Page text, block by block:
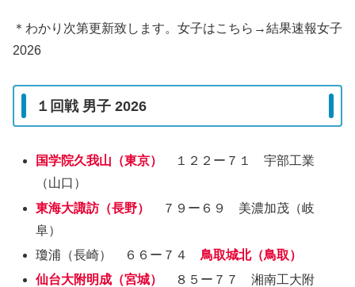
＊わかり次第更新致します。女子はこちら→結果速報女子
2026
１回戦 男子 2026
国学院久我山（東京）
１２２ー７１ 宇部工業
（山口）
東海大諏訪（長野）
７９ー６９ 美濃加茂（岐
阜）
瓊浦（長崎） ６６ー７４鳥取城北（鳥取）
仙台大附明成（宮城）
８５ー７７ 湘南工大附